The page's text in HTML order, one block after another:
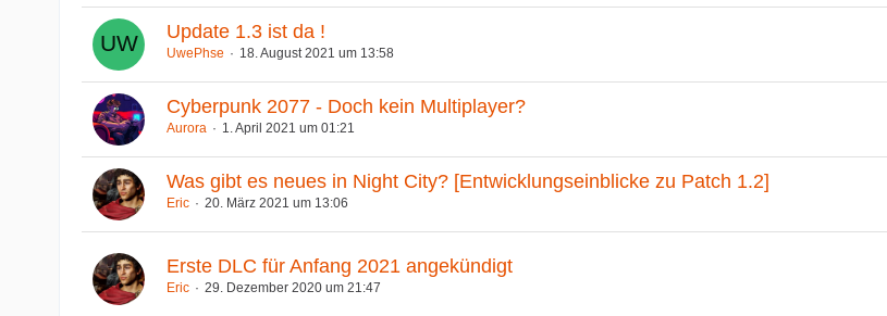
Update 1.3 ist da !
UwePhse 18. August 2021 um 13:58
Cyberpunk 2077 - Doch kein Multiplayer?
Aurora 1. April 2021 um 01:21
Was gibt es neues in Night City? [Entwicklungseinblicke zu Patch 1.2]
Eric 20. März 2021 um 13:06
Erste DLC für Anfang 2021 angekündigt
Eric 29. Dezember 2020 um 21:47